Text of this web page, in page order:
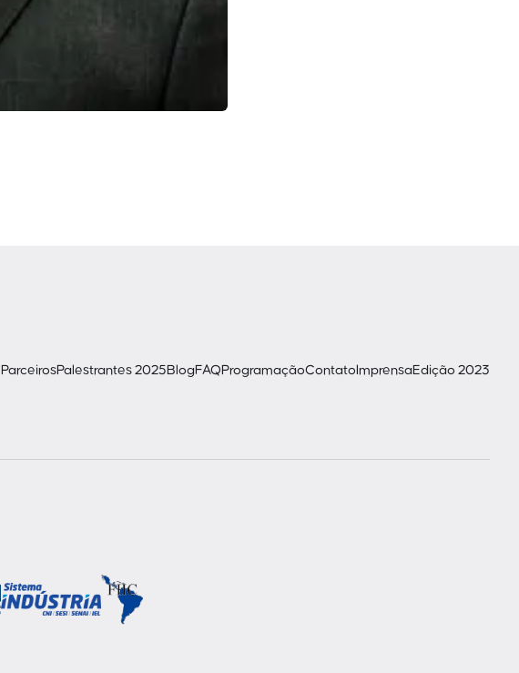
ParceirosPalestrantes 2025BlogFAQProgramaçãoContatoImprensaEdição 2023